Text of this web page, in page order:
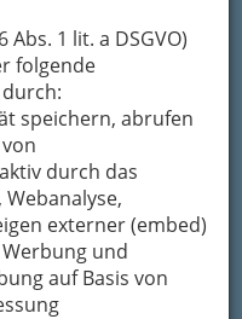
1 lit. a DSGVO)
folgende
speichern, abrufen
durch das
externer (embed)
und
auf Basis von
‚Bonjour Madame‘
Robert Pöch) - 001
Kunst und